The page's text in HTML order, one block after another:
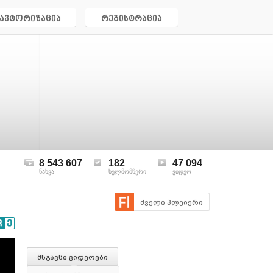
ავტორიზაცია რეგისტრაცია
8 543 607
ნახვა
182
ხელმომწერი
47 094
ვიდეო
ძველი პლეიერი
მსგავსი ვიდეოები